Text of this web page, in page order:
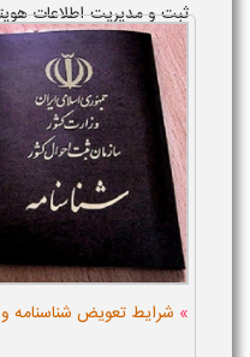
ثبت و مدیریت اطلاعات
طریق سامانه پاسخگویی
پیگیری کارت ملی را به ...
» شرایط تعویض شناسنامه